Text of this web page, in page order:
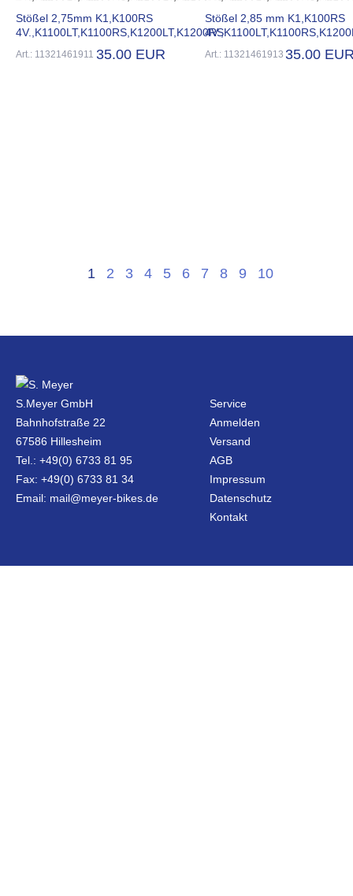
Stößel 2,75mm K1,K100RS
4V.,K1100LT,K1100RS,K1200LT,K1200RS
Art.: 11321461911 35.00 EUR
Stößel 2,85 mm K1,K100RS
Art.: 11321461913 35.00
1 2 3 4 5 6 7 8 9 10
S.Meyer GmbH
Bahnhofstraße 22
67586 Hillesheim
Tel.: +49(0) 6733 81 95
Fax: +49(0) 6733 81 34
Email: mail@meyer-bikes.de
Service
Anmelden
Versand
AGB
Impressum
Datenschutz
Kontakt